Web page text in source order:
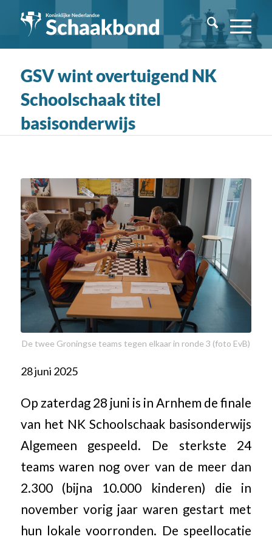
GSV wint overtuigend NK
Schoolschaak titel
basisonderwijs
De twee Groningse teams tegen elkaar in ronde 3 (foto EvB)
28 juni 2025
Op zaterdag 28 juni is in Arnhem de finale
van het NK Schoolschaak basisonderwijs
Algemeen gespeeld. De sterkste 24
teams waren nog over van de meer dan
2.300 (bijna 10.000 kinderen) die in
november vorig jaar waren gestart met
hun lokale voorronden. De speellocatie